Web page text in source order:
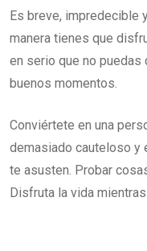
Es breve, impredecible
manera tienes que
en serio que no
buenos momentos.
Conviértete en una
demasiado cauteloso y
te asusten. Probar
Disfruta la vida